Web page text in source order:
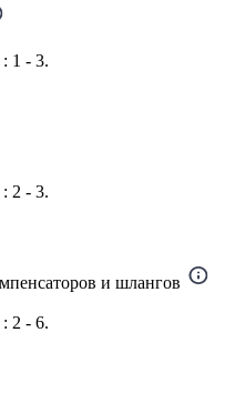
1 - 3.
2 - 3.
и шлангов
2 - 6.